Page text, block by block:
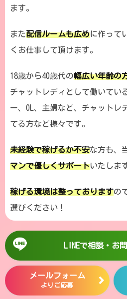
ます。
また配信ルームも広めに作って
くお仕事して頂けます。
18歳から40歳代の幅広い年齢の
チャットレディとして働いてい
ー、OL、主婦など、チャットレ
てる方など様々です。
未経験で稼げるか不安な方も、
マンで優しくサポートいたしま
稼げる環境は整っておりますの
選びください！
LINEで相談・お
メールフォーム
よりご応募